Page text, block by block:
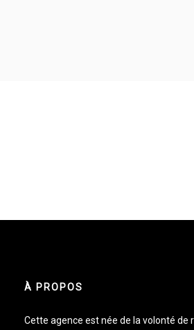
À PROPOS
Cette agence est née de la volonté de